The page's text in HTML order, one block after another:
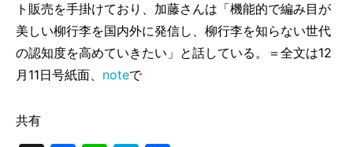
ト販売を手掛けており、加藤さんは「機能的で編み目が
美しい柳行李を国内外に発信し、柳行李を知らない世代
の認知度を高めていきたい」と話している。＝全文は12
月11日号紙面、 noteで
共有